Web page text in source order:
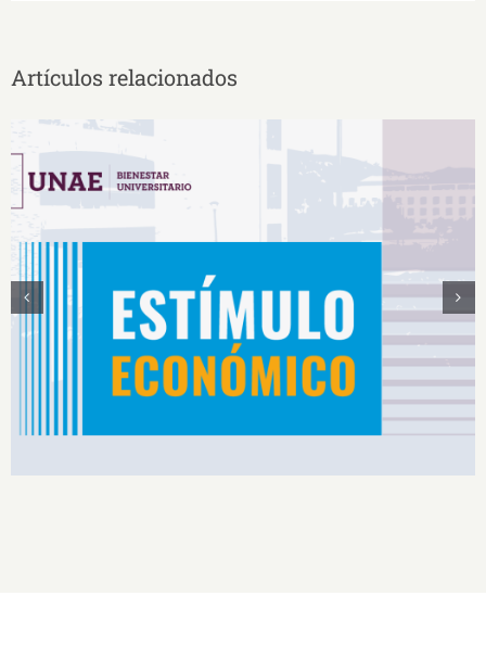
Artículos relacionados
Estímulos Económicos para Deportistas de Alto
Rendimiento IS2026